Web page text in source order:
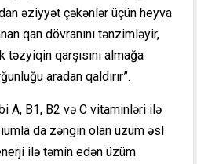
əziyyət çəkənlər üçün heyva
qan dövranını tənzimləyir,
qarşısını almağa
aradan qaldırır”.
A, B1, B2 və C vitaminləri ilə
da zəngin olan üzüm əsl
ilə təmin edən üzüm